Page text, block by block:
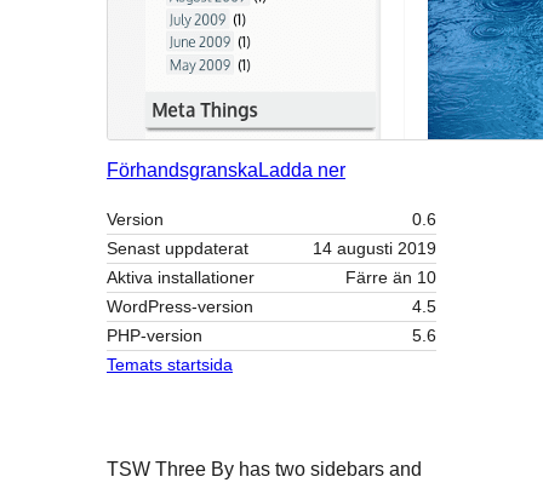
Förhandsgranska Ladda ner
Version
0.6
Senast uppdaterat
14 augusti 2019
Aktiva installationer
Färre än 10
WordPress-version
4.5
PHP-version
5.6
Temats startsida
TSW Three By has two sidebars and